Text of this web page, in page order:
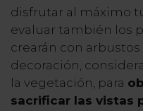
disfrutar al máximo
evaluar también los
crearán con
decoración,
la vegetación, para
sacrificar las vistas